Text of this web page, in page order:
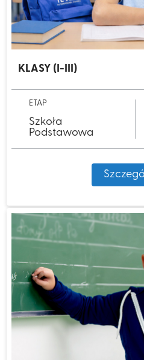
KLASY (I-III)
ETAP
Szkoła
Podstawowa